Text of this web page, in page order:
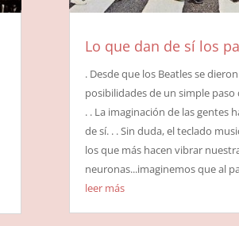
Lo que dan de sí los
. Desde que los Beatles se
posibilidades de un simple paso
. . La imaginación de las gentes
de sí. . . Sin duda, el teclado
los que más hacen vibrar
neuronas...imaginemos que al
leer más